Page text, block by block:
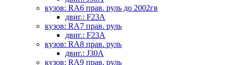
кузов: RA6 прав. руль до 2002гв
двиг.: F23A
кузов: RA7 прав. руль
двиг.: F23A
кузов: RA8 прав. руль
двиг.: J30A
кузов: RA9 прав. руль